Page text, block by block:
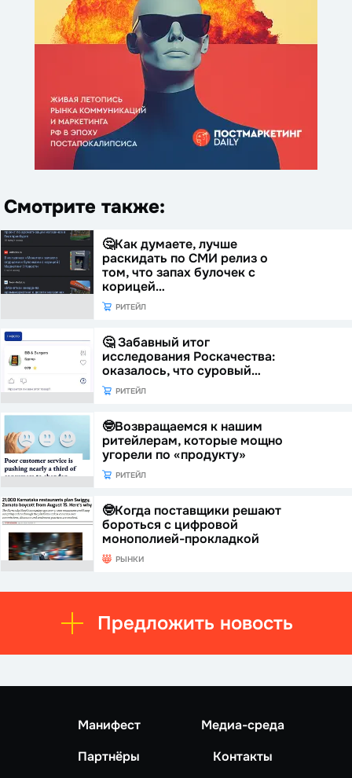
Смотрите также:
🤔Как думаете, лучше
раскидать по СМИ релиз о
том, что запах булочек с
корицей…
РИТЕЙЛ
🤔 Забавный итог
исследования Роскачества:
оказалось, что суровый…
РИТЕЙЛ
🤓Возвращаемся к нашим
ритейлерам, которые мощно
угорели по «продукту»
РИТЕЙЛ
🤓Когда поставщики решают
бороться с цифровой
монополией-прокладкой
РЫНКИ
Предложить новость
Манифест
Медиа-среда
Партнёры
Контакты